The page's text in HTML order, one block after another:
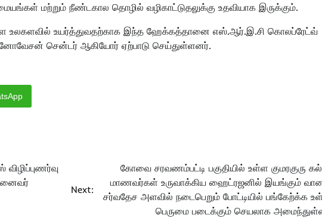
மற்றும் நீண்டகால தொழில் வழிகாட்டுதலுக்கு உதவியாக இருக்கும்.
உலகளவில் உயர்த்துவதற்காக இந்த ஹேக்கத்தானை எஸ்.ஆர்.இ.சி கொலப்ரேட்வ்
சென்டர் ஆகியோர் ஏற்பாடு செய்துள்ளனர்.
Next:
கோவை சரவணம்பட்டி பகுதியில் உள்ள குமரகுரு
மாணவர்கள் உருவாக்கிய ஹைட்ரஜனில் இயங்கும்
சர்வதேச அளவில் நடைபெறும் போட்டியில் பங்கேற்க்க
பெருமை படைக்கும் செயலாக